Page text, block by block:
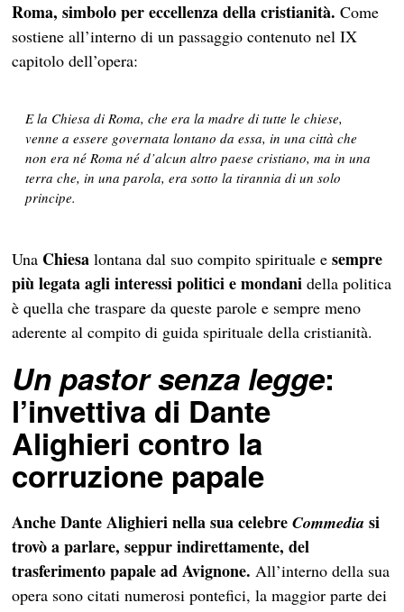
Roma, simbolo per eccellenza della cristianità.Come
sostiene all’interno di un passaggio contenuto nel IX
capitolo dell’opera:
E la Chiesa di Roma, che era la madre di tutte le chiese,
venne a essere governata lontano da essa, in una città che
non era né Roma né d’alcun altro paese cristiano, ma in una
terra che, in una parola, era sotto la tirannia di un solo
principe.
Una Chiesalontana dal suo compito spirituale e sempre
più legata agli interessi politici e mondani della politica
è quella che traspare da queste parole e sempre meno
aderente al compito di guida spirituale della cristianità.
Un pastor senza legge:
l’invettiva di Dante
Alighieri contro la
corruzione papale
Anche Dante Alighieri nella sua celebreCommediasi
trovò a parlare, seppur indirettamente, del
trasferimento papale ad Avignone.All’interno della sua
opera sono citati numerosi pontefici, la maggior parte dei